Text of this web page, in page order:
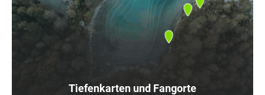
Tiefenkarten und Fangorte